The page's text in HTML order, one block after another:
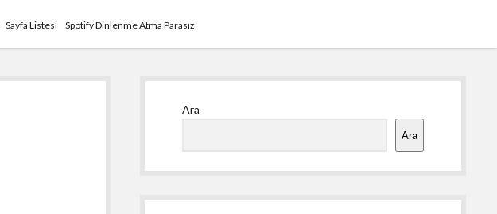
Sayfa Listesi Spotify Dinlenme Atma Parasız
Ara
Ara